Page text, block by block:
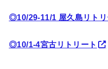
◎10/29-11/1 屋久島リトリ
◎10/1-4宮古リトリート